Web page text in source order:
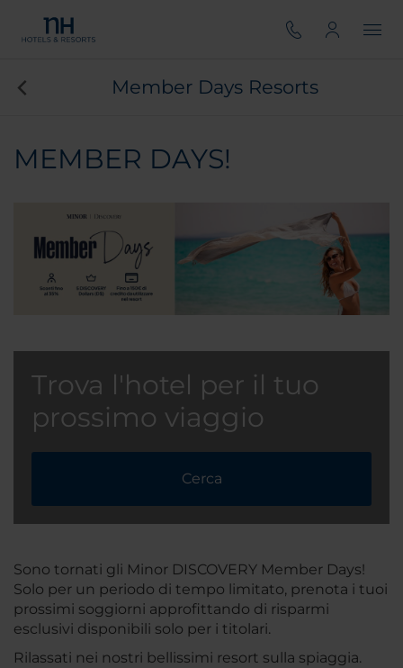
Member Days Resorts
MEMBER DAYS!
Trova l'hotel per il tuo
prossimo viaggio
Cerca
Sono tornati gli Minor DISCOVERY Member Days!
Solo per un periodo di tempo limitato, prenota i tuoi
prossimi soggiorni approfittando di risparmi
esclusivi disponibili solo per i titolari.
Rilassati nei nostri bellissimi resort sulla spiaggia.